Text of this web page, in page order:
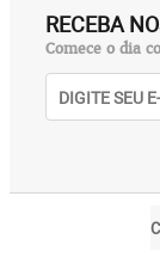
RECEBA
Comece o dia